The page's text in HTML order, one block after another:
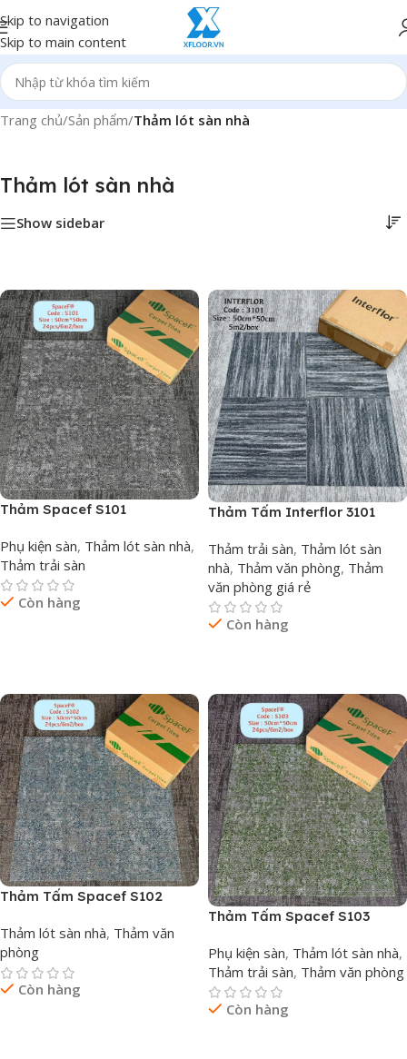
Skip to navigation
Skip to main content
Trang chủ/Sản phẩm/Thảm lót sàn nhà
Thảm lót sàn nhà
Show sidebar
Thảm Spacef S101
Phụ kiện sàn, Thảm lót sàn nhà,
Thảm trải sàn
Còn hàng
Thảm Tấm Interflor 3101
Thảm trải sàn, Thảm lót sàn
nhà, Thảm văn phòng, Thảm
văn phòng giá rẻ
Còn hàng
Thảm Tấm Spacef S102
Thảm lót sàn nhà, Thảm văn
phòng
Còn hàng
Thảm Tấm Spacef S103
Phụ kiện sàn, Thảm lót sàn nhà,
Thảm trải sàn, Thảm văn phòng
Còn hàng